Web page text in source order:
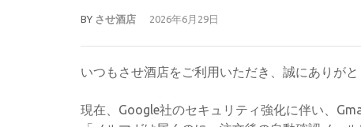
BY させ酒店 2026年6月29日
いつもさせ酒店をご利用いただき、誠にありがと
現在、Google社のセキュリティ強化に伴い、